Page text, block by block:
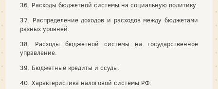
36. Расходы бюджетной системы на социальную политику.
37. Распределение доходов и расходов между бюджетами
разных уровней.
38. Расходы бюджетной системы на государственное
управление.
39. Бюджетные кредиты и ссуды.
40. Характеристика налоговой системы РФ.